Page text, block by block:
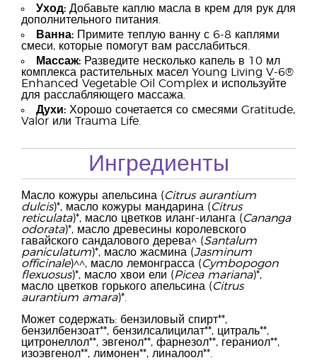
Уход: Добавьте каплю масла в крем для рук для
дополнительного питания.
Ванна: Примите теплую ванну с 6-8 каплями
смеси, которые помогут вам расслабиться.
Массаж: Разведите несколько капель в 10 мл
комплекса растительных масел Young Living V-6®
Enhanced Vegetable Oil Complex и используйте
для расслабляющего массажа.
Духи: Хорошо сочетается со смесями Gratitude,
Valor или Trauma Life.
Ингредиенты
Масло кожуры апельсина (Citrus aurantium
dulcis)*, масло кожуры мандарина (Citrus
reticulata)*, масло цветков иланг-иланга (Cananga
odorata)*, масло древесины королевского
гавайского сандалового дерева^ (Santalum
paniculatum)*, масло жасмина (Jasminum
officinale)^^, масло лемонграсса (Cymbopogon
flexuosus)*, масло хвои ели (Picea mariana)*,
масло цветков горького апельсина (Citrus
aurantium amara)*.
Может содержать: бензиловый спирт**,
бензилбензоат**, бензилсалицилат**, цитраль**,
цитронеллол**, эвгенол**, фарнезол**, гераниол**,
изоэвгенол**, лимонен**, линалоол**.